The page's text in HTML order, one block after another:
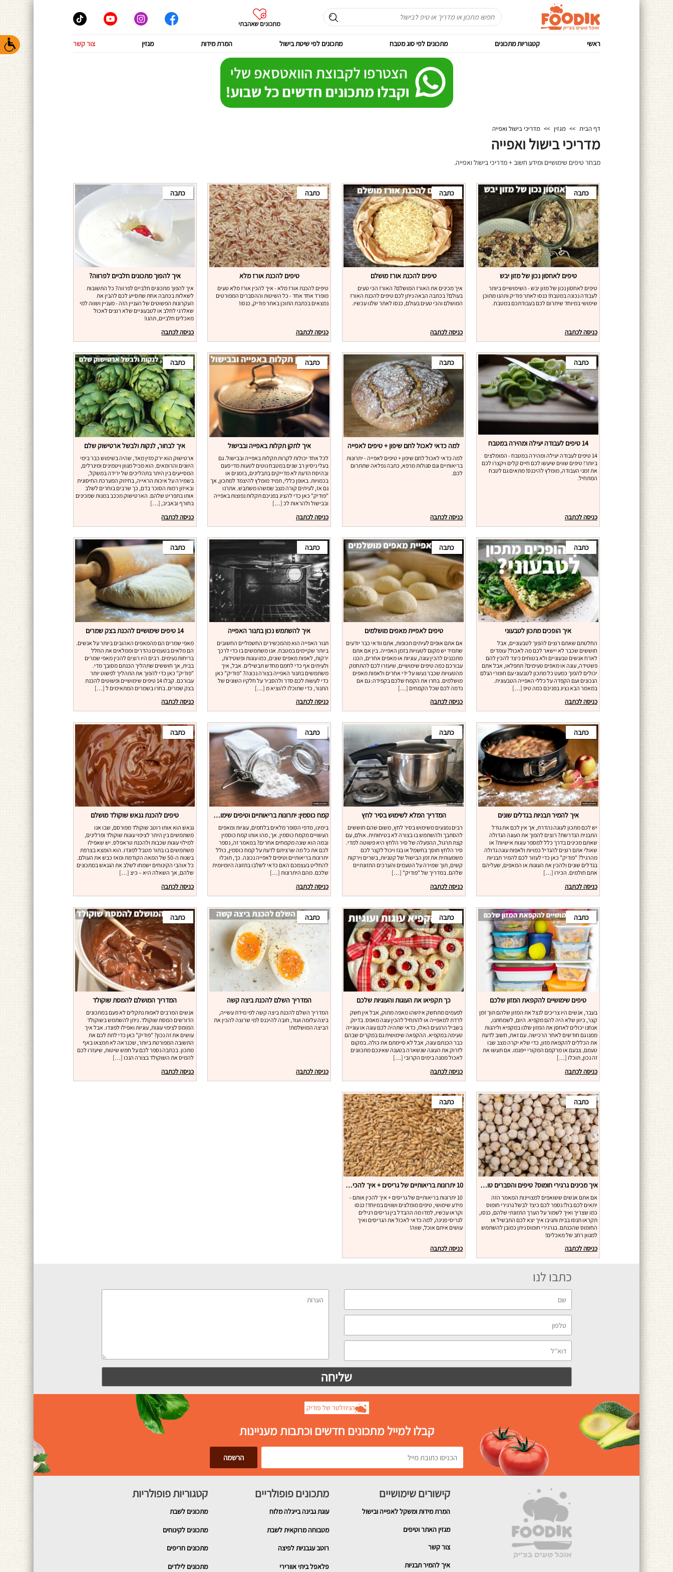
מתכונים שאהבתי
ראשי קטגוריות מתכונים מתכונים לפי סוג מטבח מתכונים לפי שיטת בישול המרת מידות מגזין צור קשר
דף הבית >> מגזין >> מדריכי בישול ואפייה
מדריכי בישול ואפייה
מבחר טיפים שימושיים ומידע חשוב + מדריכי בישול ואפייה.
טיפים לאחסון נכון של מזון יבש
כתבה
טיפים לאחסון נכון של מזון יבש - השימושיים ביותר
לעבודה נכונה במטבח! כנסו לאתר פודיק ותהנו מתוכן
שימושי במיוחד שיתרום לכם בעבודתכם במטבח.
כניסה לכתבה
טיפים להכנת אורז מושלם
כתבה
איך מכינים את האורז המושלם? האורז הכי טעים
בעולם? בכתבה הבאה ניתן לכם טיפים להכנת האורז
המושלם והכי טעים בעולם, כנסו לאתר שלנו עכשיו.
כניסה לכתבה
טיפים להכנת אורז מלא
כתבה
טיפים להכנת אורז מלא - איך להכין אורז מלא טעים
מופרד אחד אחד - כל השיטות וההסברים המפורטים
נמצאים בכתבת התוכן באתר פודיק, כנסו!
כניסה לכתבה
איך להפוך מתכונים חלביים לפרווה?
כתבה
איך להפוך מתכונים חלביים לפרווה? כל התשובות
לשאלות בכתבה אחת שתסייע לכם להבין את
העקרונות הפשוטים של העניין הזה - מעניין ושווה למי
שאלרגי לחלב או לטבעוניים שלא רוצים לאכול
מאכלים חלביים, תהנו!
כניסה לכתבה
14 טיפים לעבודה יעילה ומהירה במטבח
כתבה
14 טיפים לעבודה יעילה ומהירה במטבח - המומלצים
ביותר! טיפים שווים שיעשו לכם חיים קלים ויקצרו לכם
את זמני העבודה, מומלץ להיכנס! מתאים גם לטבח
המתחיל.
כניסה לכתבה
למה כדאי לאכול לחם שיפון + טיפים לאפייה
כתבה
למה כדאי לאכול לחם שיפון + טיפים לאפייה - יתרונות
בריאותיים וגם סגולות מרפא, כתבה נפלאה שתתרום
לכם.
כניסה לכתבה
איך לתקן תקלות באפייה ובבישול
כתבה
לכל אחד יכולות לקרות תקלות באפייה ובבישול. גם
בעלי ניסיון רב שנים במטבח נוטים לטעות מדי פעם
ובהיסח הדעת לא מדייקים בתבלינים, בזמנים או
בכמויות. באופן כללי, תמיד מומלץ להיצמד למתכון, אך
גם אז, לעיתים קורה מצב שמשהו משתבש. אתרנו
"פודיק" כאן כדי להציג בפניכם תקלות נפוצות באפייה
ובבישול ולהראות לכ […]
כניסה לכתבה
איך לבחור, לנקות ולבשל ארטישוק שלם
כתבה
ארטישוק הוא ירק מזין מאד, שהיה בשימוש כבר בימי
היוונים והרומאים. הוא מכיל מגוון ויטמינים ומינרלים,
המסייעים בין היתר בתהליכים של ירידה במשקל,
בשמירה על איכות הראייה, בחיזוק המערכת החיסונית
ובאיזון רמות הסוכר בדם, כך שרבים בוחרים לשלב
אותו בתפריט שלהם. הארטישוק מככב במנות שמכינים
בחורף ובאביב, […]
כניסה לכתבה
איך הופכים מתכון לטבעוני
כתבה
החלטתם שאתם רוצים להפוך לטבעוניים, אבל
חוששים שכבר לא יישאר לכם מה לאכול? עומדים
לארח אנשים טבעוניים ולא בטוחים כיצד להכין להם
פשטידה, עוגה או מאפים טעימים? תתפלאו, אבל אתם
יכולים להפוך כמעט כל מתכון לטבעוני עם חומרי הגלם
הנכונים ועם הקפדה על כללי האפייה הטבעונית.
במאמר הבא נציג בפניכם כמה טיפ […]
כניסה לכתבה
טיפים לאפיית מאפים מושלמים
כתבה
אם אתם אופים לעיתים תכופות, אתם וודאי כבר יודעים
שתמיד יש מקום לטעויות בזמן האפייה. בין אם אתם
מתכננים להכין עוגה, עוגיות או מאפים אחרים, הכנו
עבורכם כמה טיפים שימושיים, שיעזרו לכם להתחמק
מהטעויות שכבר נעשו על ידי אחרים ולאפות מאפים
מושלמים. בחרו את הקמח שלכם בקפידה: גם אם
נדמה לכם שכל הקמחים […]
כניסה לכתבה
איך להשתמש נכון בתנור האפייה
כתבה
תנור האפייה הוא מהמכשירים החשמליים החשובים
ביותר שקיימים במטבח. אנו משתמשים בו כדי לרכך
ירקות, לאפות מאפים שונים, כמו עוגות ופשטידות,
ולעיתים אף כדי לחמם מחדש תבשילים. אבל, איך
משתמשים בתנור האפייה בצורה נכונה? "פודיק" כאן
כדי לעשות לכם סדר ולהסביר על חלקיו השונים של
התנור, כדי שתוכלו להוציא מ […]
כניסה לכתבה
14 טיפים שימושיים להכנת בצק שמרים
כתבה
מאפי שמרים הם מהמאפים האהובים ביותר על אנשים.
הם מלאים בטעמים נהדרים וממלאים את החלל
בריחות נעימים. רבים היו רוצים להכין מאפי שמרים
בבית, אך חוששים שתהליך הכנתם מסובך מדי.
"פודיק" כאן כדי להפוך את התהליך לפשוט יותר
עבורכם. קבלו 14 טיפים שימושיים ופשוטים להכנת
בצק שמרים. בחרו בשמרים המתאימים ל […]
כניסה לכתבה
איך להמיר תבניות בגדלים שונים
כתבה
יש לכם מתכון לעוגה נהדרת, אך אין לכם את גודל
התבנית הנדרשת? רוצים להפוך את העוגה הגדולה
שאתם מכינים בדרך כלל למספר עוגות אישיות? או
שאולי אתם רוצים להגדיל כמויות ולאפות עוגה גדולה
מהרגיל? "פודיק" כאן כדי לעזור לכם להמיר תבניות
בגדלים שונים ולהכין את העוגות או המאפים, שעליהם
אתם חולמים. הכירו […]
כניסה לכתבה
המדריך המלא לשימוש בסיר לחץ
כתבה
רבים נמנעים משימוש בסיר לחץ, משום שהם חוששים
להסתבך ולהשתמש בו בצורה לא בטיחותית. אולם, עם
קצת תרגול, ההפעלה של סיר הלחץ היא פשוטה למדי.
סיר הלחץ חוסך בחשמל או בגז ויכול לקצר לכם
משמעותית את זמן הבישול של קטניות, בשרים וירקות
קשים, תוך שמירה על הטעמים והערכים התזונתיים
שלהם. במדריך של "פודיק" […]
כניסה לכתבה
קמח כוסמין: יתרונות בריאותיים וטיפים שימושיים
כתבה
בימינו, מדפי הסופר מלאים בלחמים, עוגיות ומאפים
העשויים מקמח כוסמין. אך, מהו אותו קמח כוסמין
ובמה הוא שונה מקמחים אחרים? במאמר זה, נספר
לכם את כל מה שרציתם לדעת על קמח כוסמין, כולל
יתרונות בריאותיים וטיפים לאפייה נכונה. כך, תוכלו
להחליט בעצמכם האם כדאי לשלבו בתזונה היומיומית
שלכם. מהם היתרונות […]
כניסה לכתבה
טיפים להכנת גנאש שוקולד מושלם
כתבה
גנאש הוא אותו רוטב שוקולד מפורסם, שבו אנו
משתמשים בין היתר לציפוי עוגות שוקולד ופרלינים,
למילוי עוגות שכבות ולהכנת טראפלס. יש שאפילו
משתמשים בו בתור מטבל לפונדו. הוא הומצא בצרפת
בשנות ה-50 של המאה הקודמת ומאז כבש את העולם.
כל אוהבי הקינוחים ישמחו לשלב את הגנאש במתכונים
שלהם, אך השאלה היא – כיצ […]
כניסה לכתבה
טיפים שימושיים להקפאת המזון שלכם
כתבה
בעבר, אנשים היו צריכים לנצל את המזון שלהם תוך זמן
קצר, כיוון שלא היה להם מקפיא. היום, לשמחתנו,
אנחנו יכולים לאחסן את המזון שלנו במקפיא וליהנות
ממנו גם חודשים לאחר הרכישה. עם זאת, חשוב לדעת
את הכללים להקפאת מזון, כדי שלא יקרה מצב שבו
טעמם, צבעם או מרקמם המקורי ייפגמו. אם תעשו את
זה נכון, תוכלו […]
כניסה לכתבה
כך תקפיאו את העוגות והעוגיות שלכם
כתבה
לפעמים מתחשק איזשהו מאפה מתוק, אבל אין חשק
לרדת למאפייה או להתחיל להכין עוגה מאפס. בדיוק
בשביל הרגעים האלו, כדאי שתהיה לכם עוגה או עוגייה
טעימה במקפיא. ההקפאה שימושית גם במקרים שבהם
כבר הכנתם עוגה, אבל לא סיימתם את כולה. במקום
לזרוק את העוגה שנשארה בטענה שאינכם מתכוונים
לאכול ממנה בימים הקרובי […]
כניסה לכתבה
המדריך השלם להכנת ביצה קשה
כתבה
המדריך השלם להכנת ביצה קשה לפי מידת עשייה,
ביצה עלומה ועוד, חובה להיכנס למי שרוצה להכין את
הביצה המושלמת!
כניסה לכתבה
המדריך המושלם להמסת שוקולד
כתבה
אנשים המרבים לאפות נתקלים לא פעם במתכונים
הדורשים המסת שוקולד. ניתן להשתמש בשוקולד
המומס לציפוי עוגות, עוגיות ואפילו לפונדו. אבל איך
עושים את זה נכון? "פודיק" כאן כדי לתת לכם את
התשובה המפורטת ביותר, שכנראה לא תמצאו באף
מתכון. בכתבה נספר לכם על חמש שיטות, שיעזרו לכם
להמיס את השוקולד בצורה הנכו […]
כניסה לכתבה
איך מכינים גרגירי חומוס? טיפים והסברים טובים
כתבה
אם אתם אנשים ששואפים למצויינות המאמר הזה
יתאים לכם בול! נספר לכם כיצד לבשל גרגירי חומוס
כמו שצריך ואיך לשמור על הערך התזונתי שלהם, כנסו,
תקראו תנסו בבית ותגיבו איך יצא לכם התבשיל או
החומוס שהכנתם. בגרגירי חומוס ניתן כמובן להשתמש
למגוון רחב של מאכלים!
כניסה לכתבה
10 יתרונות בריאותיים של גריסים + איך להכין אותם
כתבה
10 יתרונות בריאותיים של גריסים + איך להכין אותם -
מידע שימושי, טיפים מומלצים ושווים במיוחד! כנסו
וקראו עכשיו, למדו מה ההבדל בין גריסים רגילים
לגריסי פנינה, למה כדאי לאכול את הגריסים ואיך
עושים איתם אוכל, שווה!
כניסה לכתבה
כתבו לנו
הניוזלטר של פודיק
קבלו למייל מתכונים חדשים וכתבות מעניינות
קישורים שימושיים
המרת מידות ומשקל לאפייה ובישול
מגזין האתר וטיפים
צור קשר
איך להמיר תבניות
מתכונים פופולריים
עוגת גבינה בייגלה מלוח
מטבוחה מרוקאית לשבת
רוטב עגבניות לפיצה
פלאפל ביתי אוורירי
קטגוריות פופולריות
מתכונים לשבת
מתכונים לקינוחים
מתכונים חריפים
מתכונים לילדים